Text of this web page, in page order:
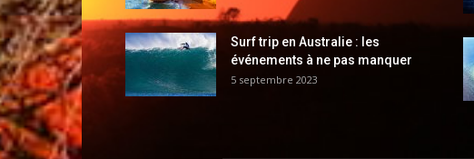
Surf trip en Australie : les
événements à ne pas manquer
5 septembre 2023